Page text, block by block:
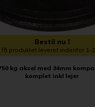
Bestil nu !
få produktet leveret indenfor 1-
kg aksel med 34mm
komplet inkl lejer